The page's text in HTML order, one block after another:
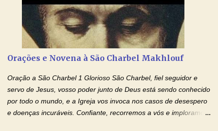
Mãezinha do Céu - Maria - te proteger com Seu divino manto.
Não desista, Jesus irá curar todas suas feridas, Creia! Adriana-
Devoção e Fé Oração de Libertação das Drogas (São Miguel
Arcanjo) "Senhor, Pai Eterno, em Nome de Teu Filho Jesus,
Nosso Senhor Jesus Cristo, concedei a vida a todos aqueles que
se encontram encarcerados em um vício, escravos de alguma
droga. Senhor, Pai Poderoso e cheio de Misericórdia, na
autoridade do Nome de Jesus libertai da escravidão do vício das
drogas, c...
Orações e Novena à São Charbel Makhlouf
Oração a São Charbel 1 Glorioso São Charbel, fiel seguidor e
servo de Jesus, vosso poder junto de Deus está sendo conhecido
por todo o mundo, e a Igreja vos invoca nos casos de desespero
e doenças incuráveis. Confiante, recorremos a vós e imploramos